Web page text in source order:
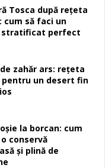
Tosca după rețeta
cum să faci un
stratificat perfect
zahăr ars: rețeta
pentru un desert fin
la borcan: cum
conservă
și plină de